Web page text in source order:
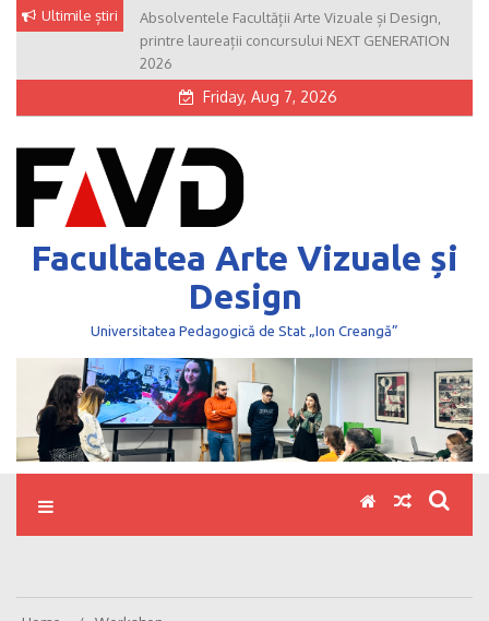
Skip Ultimile știri
Absolventele Facultății Arte Vizuale și Design,
printre laureații concursului NEXT GENERATION
2026
Friday, Aug 7, 2026
Facultatea Arte Vizuale și
Design
Universitatea Pedagogică de Stat „Ion Creangă”